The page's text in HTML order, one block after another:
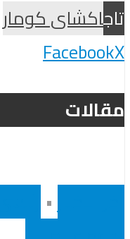
تاجاكشاى كومار
FacebookX
مقالات
•